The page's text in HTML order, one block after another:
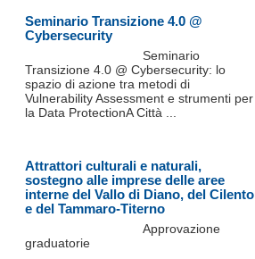
Seminario Transizione 4.0 @
Cybersecurity
Seminario
Transizione 4.0 @ Cybersecurity: lo
spazio di azione tra metodi di
Vulnerability Assessment e strumenti per
la Data ProtectionA Città ...
Attrattori culturali e naturali,
sostegno alle imprese delle aree
interne del Vallo di Diano, del Cilento
e del Tammaro-Titerno
Approvazione
graduatorie